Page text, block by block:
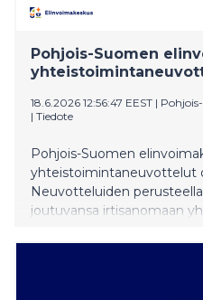
Pohjois-Suomen
18.6.2026 12:56:47 EEST |
| Tiedote
Pohjois-Suomen
yhteistoimintaneuvottelut
Neuvotteluiden
joutuvansa irtisanomaan